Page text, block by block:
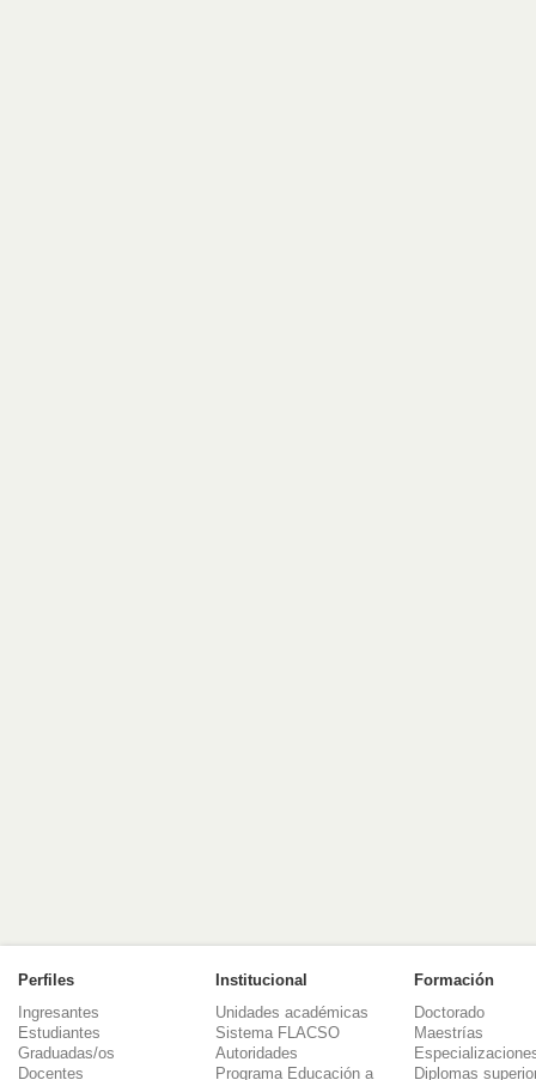
Perfiles
Ingresantes
Estudiantes
Graduadas/os
Docentes
Institucional
Unidades académicas
Sistema FLACSO
Autoridades
Programa Educación a
Formación
Doctorado
Maestrías
Diplomas